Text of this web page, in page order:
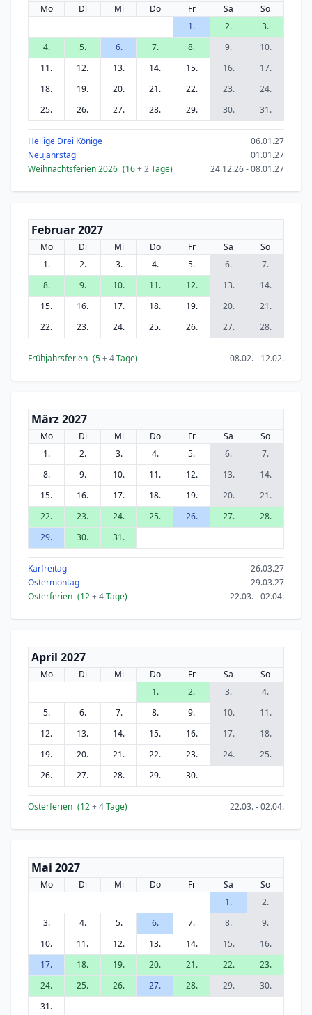
Mo Di Mi Do Fr Sa
So
1.
2.
3.
4.
5. 6. 7. 8. 9.
10.
11.
12. 13. 14. 15. 16.
17.
18.
19. 20. 21. 22. 23.
24.
25.
26. 27. 28. 29. 30. 31.
Heilige Drei Könige
06.01.27
Neujahrstag
01.01.27
Weihnachtsferien 2026 (16+ 2Tage) 24.12.26 - 08.01.27
Februar 2027
Mo Di Mi Do Fr Sa
So
1.
2. 3. 4. 5. 6.
7.
8.
9. 10. 11. 12. 13.
14.
15.
16. 17. 18. 19. 20.
21.
22.
23. 24. 25. 26. 27. 28.
Frühjahrsferien (5+ 4Tage) 08.02. - 12.02.
März 2027
Mo Di Mi Do Fr Sa
So
1.
2. 3. 4. 5. 6.
7.
8.
9. 10. 11. 12. 13.
14.
15.
16. 17. 18. 19. 20.
21.
22.
23. 24. 25. 26. 27.
28.
29.
30. 31.
Karfreitag
26.03.27
Ostermontag
29.03.27
Osterferien (12+ 4Tage) 22.03. - 02.04.
April 2027
Mo Di Mi Do Fr Sa
So
1.
2. 3.
4.
5.
6. 7. 8. 9. 10.
11.
12.
13. 14. 15. 16. 17.
18.
19.
20. 21. 22. 23. 24.
25.
26.
27. 28. 29. 30.
Osterferien (12+ 4Tage) 22.03. - 02.04.
Mai 2027
Mo Di Mi Do Fr Sa
So
1.
2.
3.
4. 5. 6. 7. 8.
9.
10.
11. 12. 13. 14. 15.
16.
17.
18. 19. 20. 21. 22.
23.
24.
25. 26. 27. 28. 29.
30.
31.